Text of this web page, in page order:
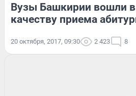
Вузы Башкирии вошли
качеству приема
20 октября, 2017, 09:30 2 423 8